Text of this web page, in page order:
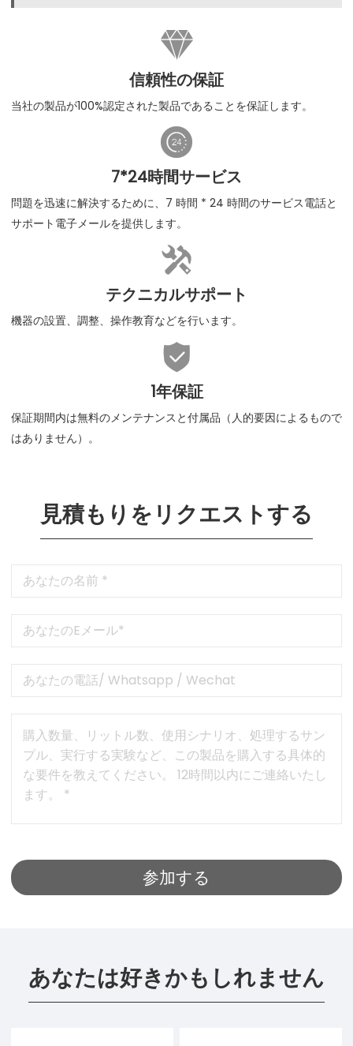

信頼性の保証
当社の製品が100%認定された製品であることを保証します。

7*24時間サービス
問題を迅速に解決するために、7 時間 * 24 時間のサービス電話と
サポート電子メールを提供します。

テクニカルサポート
機器の設置、調整、操作教育などを行います。

1年保証
保証期間内は無料のメンテナンスと付属品（人的要因によるもので
はありません）。
見積もりをリクエストする
あなたは好きかもしれません